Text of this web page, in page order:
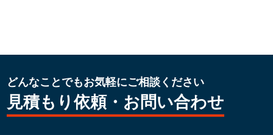
どんなことでもお気軽にご相談ください
見積もり依頼・お問い合わせ